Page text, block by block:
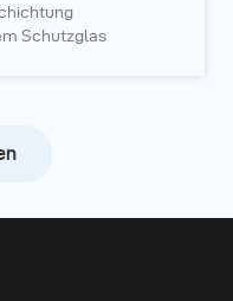
Schutzglas